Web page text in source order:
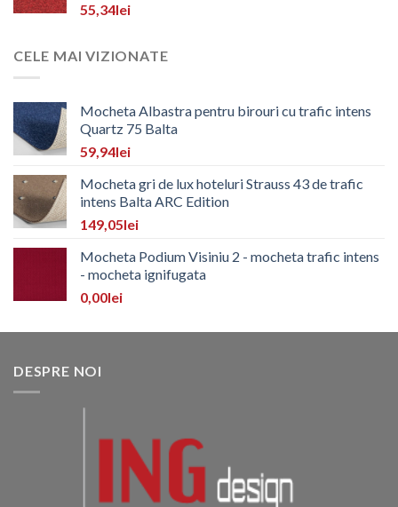
55,34lei
CELE MAI VIZIONATE
Mocheta Albastra pentru birouri cu trafic intens
Quartz 75 Balta
59,94lei
Mocheta gri de lux hoteluri Strauss 43 de trafic
intens Balta ARC Edition
149,05lei
Mocheta Podium Visiniu 2 - mocheta trafic intens
- mocheta ignifugata
0,00lei
DESPRE NOI